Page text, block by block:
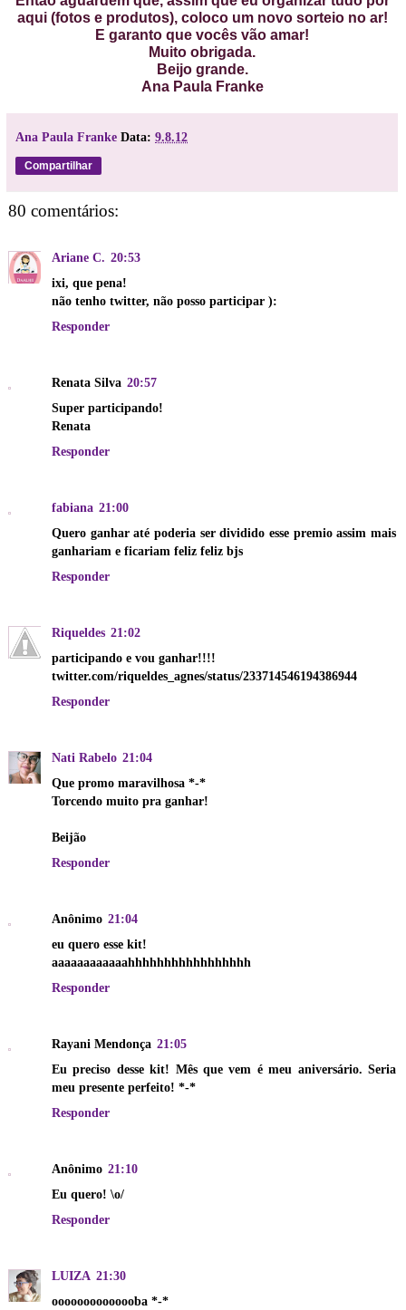
aqui (fotos e produtos), coloco um novo sorteio no ar!
E garanto que vocês vão amar!
Muito obrigada.
Beijo grande.
Ana Paula Franke
Ana Paula Franke Data: 9.8.12
Compartilhar
80 comentários:
Ariane C. 20:53
ixi, que pena!
não tenho twitter, não posso participar ):
Responder
Renata Silva 20:57
Super participando!
Renata
Responder
fabiana 21:00
Quero ganhar até poderia ser dividido esse premio assim mais
ganhariam e ficariam feliz feliz bjs
Responder
Riqueldes 21:02
participando e vou ganhar!!!!
twitter.com/riqueldes_agnes/status/233714546194386944
Responder
Nati Rabelo 21:04
Que promo maravilhosa *-*
Torcendo muito pra ganhar!
Beijão
Responder
Anônimo 21:04
eu quero esse kit!
aaaaaaaaaaaahhhhhhhhhhhhhhhhh
Responder
Rayani Mendonça 21:05
Eu preciso desse kit! Mês que vem é meu aniversário. Seria
meu presente perfeito! *-*
Responder
Anônimo 21:10
Eu quero! \o/
Responder
LUIZA 21:30
oooooooooooooba *-*